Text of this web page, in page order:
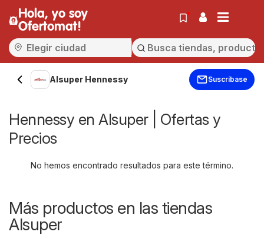
Hola, yo soy
Ofertomat!
Alsuper Hennessy Suscríbase
Hennessy en Alsuper | Ofertas y
Precios
No hemos encontrado resultados para este término.
Más productos en las tiendas
Alsuper